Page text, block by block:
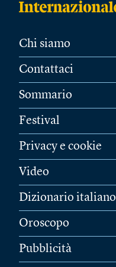
Chi siamo
Contattaci
Sommario
Festival
Privacy e cookie
Video
Dizionario italiano
Oroscopo
Pubblicità